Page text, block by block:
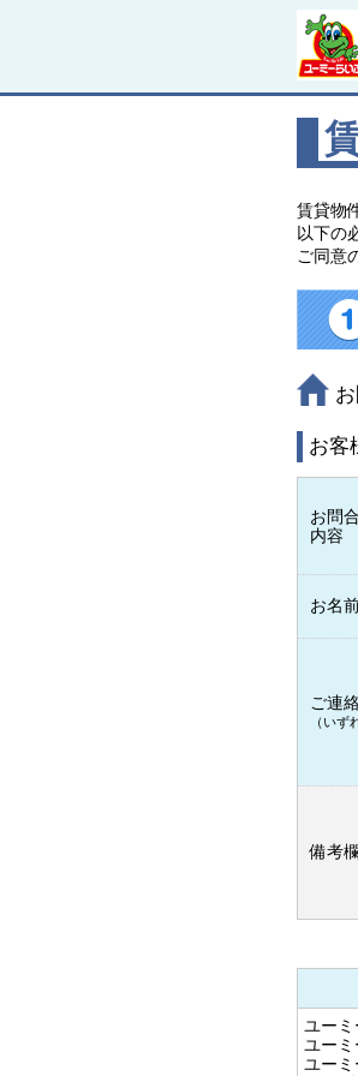
賃貸物
以下の
ご同意
お客
お問
内容
お名
ご連
（いず
備考欄
ユー
ユー
ユーミ